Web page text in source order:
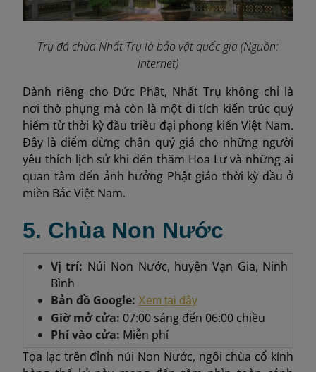
Trụ đá chùa Nhất Trụ là bảo vật quốc gia (Nguồn:
Internet)
Dành riêng cho Đức Phật, Nhất Trụ không chỉ là
nơi thờ phụng mà còn là một di tích kiến trúc quý
hiếm từ thời kỳ đầu triều đại phong kiến Việt Nam.
Đây là điểm dừng chân quý giá cho những người
yêu thích lịch sử khi đến thăm Hoa Lư và những ai
quan tâm đến ảnh hưởng Phật giáo thời kỳ đầu ở
miền Bắc Việt Nam.
5. Chùa Non Nước
Vị trí: Núi Non Nước, huyện Vạn Gia, Ninh
Bình
Bản đồ Google: Xem tại đây
Giờ mở cửa: 07:00 sáng đến 06:00 chiều
Phí vào cửa: Miễn phí
Tọa lạc trên đỉnh núi Non Nước, ngôi chùa cổ kính